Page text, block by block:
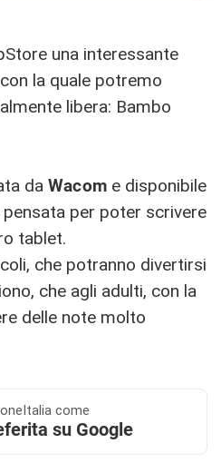
una interessante
la quale potremo
libera: Bambo
da Wacom e disponibile
per poter scrivere
tablet.
che potranno divertirsi
che agli adulti, con la
delle note molto
come
su Google